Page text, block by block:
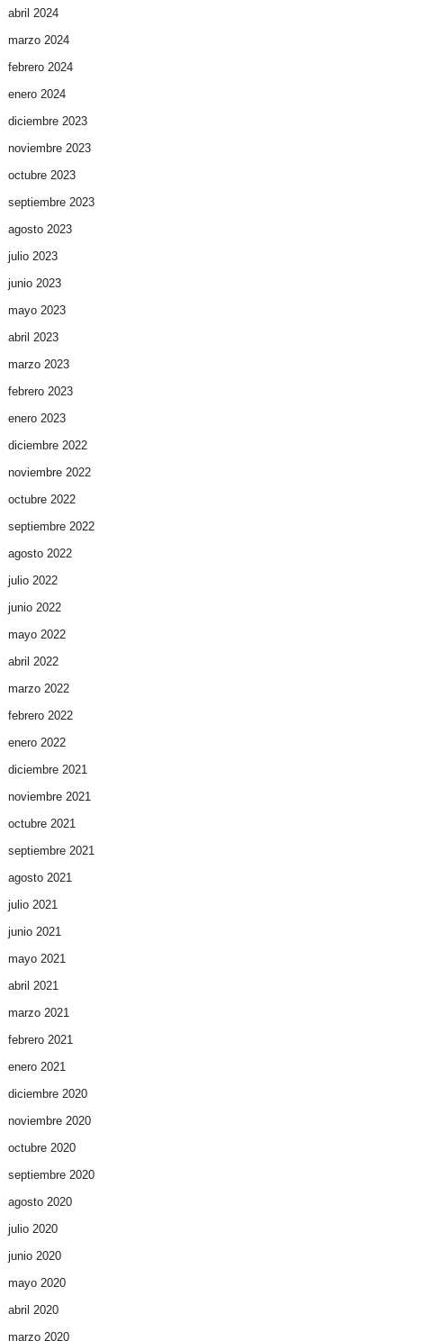
abril 2024
marzo 2024
febrero 2024
enero 2024
diciembre 2023
noviembre 2023
octubre 2023
septiembre 2023
agosto 2023
julio 2023
junio 2023
mayo 2023
abril 2023
marzo 2023
febrero 2023
enero 2023
diciembre 2022
noviembre 2022
octubre 2022
septiembre 2022
agosto 2022
julio 2022
junio 2022
mayo 2022
abril 2022
marzo 2022
febrero 2022
enero 2022
diciembre 2021
noviembre 2021
octubre 2021
septiembre 2021
agosto 2021
julio 2021
junio 2021
mayo 2021
abril 2021
marzo 2021
febrero 2021
enero 2021
diciembre 2020
noviembre 2020
octubre 2020
septiembre 2020
agosto 2020
julio 2020
junio 2020
mayo 2020
abril 2020
marzo 2020